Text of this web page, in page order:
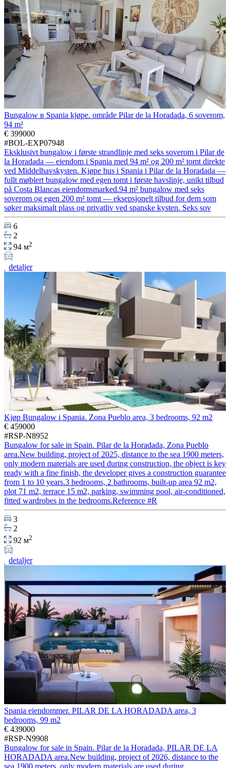
Bungalow в Spania kjøpe. område Pilar de la Horadada, 6 soverom,
94 m²
€ 399000
#BOL-EXP07948
Eksklusivt bungalow i første strandlinje med seks soverom i Pilar de
la Horadada — eiendom i Spania med 94 m² og 200 m² tomt direkte
ved Middelhavskysten. Kjøpe hus i Spania i Pilar de la Horadada —
fullt møblert bungalow med egen tomt i første havslinje, unikt tilbud
på Costa Blancas eiendomsmarked.94 m² bungalow med seks
soverom og egen 200 m² tomt — eksepsjonelt tilbud for dem som
søker maksimalt plass og privatliv ved spanske kysten. Seks sov
6
2
94 м2
detaljer
Kjøp Bungalow i Spania. Zona Pueblo area, 3 bedrooms, 92 m2
€ 459000
#RSP-N8952
Bungalow for sale in Spain. Pilar de la Horadada, Zona Pueblo
area.New building, project of 2025, distance to the sea 1900 meters,
only modern materials are used during construction, the object is key
ready with a fine finish, the developer gives a construction guarantee
from 1 to 10 years.3 bedrooms, 2 bathrooms, built-up area 92 m2,
plot 71 m2, terrace 15 m2, parking, swimming pool, air-conditioned,
fitted wardrobes in the bedrooms.Reference #R
3
2
92 м2
detaljer
Spania eiendommer. PILAR DE LA HORADADA area, 3
bedrooms, 99 m2
€ 439000
#RSP-N9908
Bungalow for sale in Spain. Pilar de la Horadada, PILAR DE LA
HORADADA area.New building, project of 2026, distance to the
sea 1900 meters, only modern materials are used during